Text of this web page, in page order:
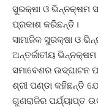
ସୁରକ୍ଷା ଓ ଭିନ୍ନକ୍ଷମ
ପ୍ରକାଶ କରିଛନ୍ତି।
ସାମାଜିକ ସୁରକ୍ଷା ଓ
ଅନ୍ତର୍ଜାତୀୟ
ସମାବେଶର ଉଦ୍‌ଘାଟନ
ଶ୍ରୀ ପଣ୍ଡା କହିଛନ୍ତି
ଗୁଣରାଜିର ପର୍ଯ୍ୟାପ୍ତ